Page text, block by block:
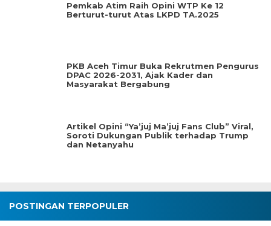
Pemkab Atim Raih Opini WTP Ke 12
Berturut-turut Atas LKPD TA.2025
PKB Aceh Timur Buka Rekrutmen Pengurus
DPAC 2026-2031, Ajak Kader dan
Masyarakat Bergabung
Artikel Opini “Ya’juj Ma’juj Fans Club” Viral,
Soroti Dukungan Publik terhadap Trump
dan Netanyahu
POSTINGAN TERPOPULER